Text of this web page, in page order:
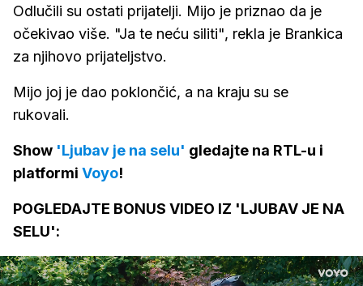
Odlučili su ostati prijatelji. Mijo je priznao da je
očekivao više. "Ja te neću siliti", rekla je Brankica
za njihovo prijateljstvo.
Mijo joj je dao poklončić, a na kraju su se
rukovali.
Show 'Ljubav je na selu' gledajte na RTL-u i
platformi Voyo!
POGLEDAJTE BONUS VIDEO IZ 'LJUBAV JE NA
SELU':